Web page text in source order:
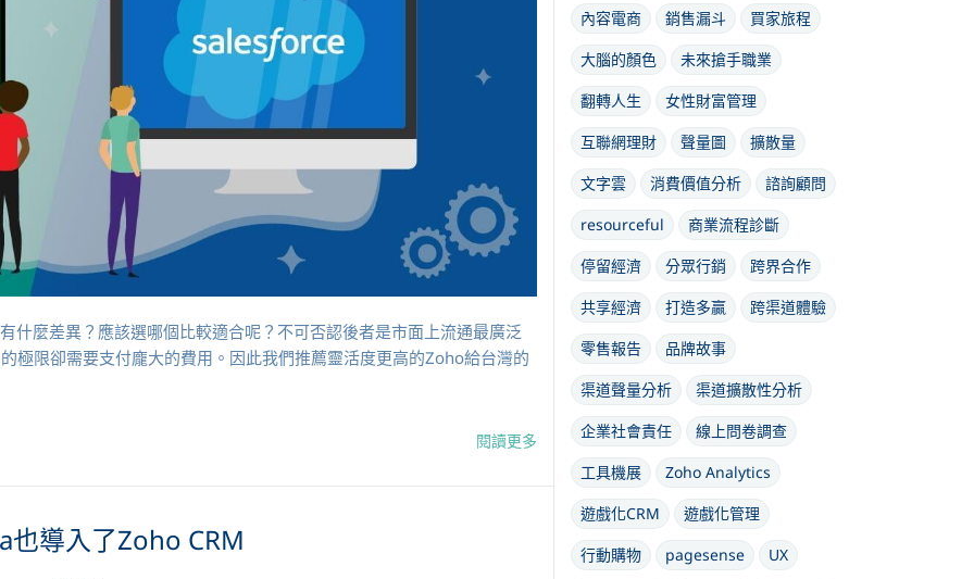
什麼差異？應該選哪個比較適合呢？不可否認後者是市面上流通最廣泛
極限卻需要支付龐大的費用。因此我們推薦靈活度更高的Zoho給台灣的
閱讀更多
也導入了Zoho CRM
內容電商
銷售漏斗
買家旅程
大腦的顏色
未來搶手職業
翻轉人生
女性財富管理
互聯網理財
聲量圖
擴散量
文字雲
消費價值分析
諮詢顧問
resourceful
商業流程診斷
停留經濟
分眾行銷
跨界合作
共享經濟
打造多贏
跨渠道體驗
零售報告
品牌故事
渠道聲量分析
渠道擴散性分析
企業社會責任
線上問卷調查
工具機展
Zoho Analytics
遊戲化CRM
遊戲化管理
行動購物
pagesense
UX